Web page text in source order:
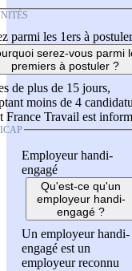
parmi les 1ers à
serez-vous parmi
premiers à postuler ?
de plus de 15 jours,
moins de 4
France Travail est
Employeur handi-
engagé
Qu'est-ce qu'un
employeur handi-
engagé ?
Un employeur handi-
engagé est un
employeur reconnu